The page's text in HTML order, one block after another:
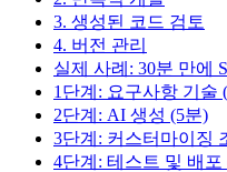
3. 생성된 코드 검토
4. 버전 관리
실제 사례: 30분 만에
1단계: 요구사항 기술
2단계: AI 생성 (5분)
3단계: 커스터마이징
4단계: 테스트 및 배포